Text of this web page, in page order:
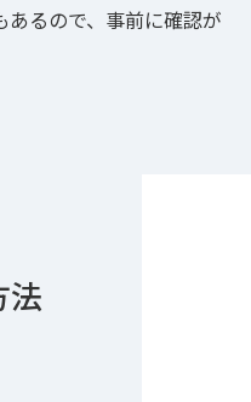
るので、事前に確認が
法